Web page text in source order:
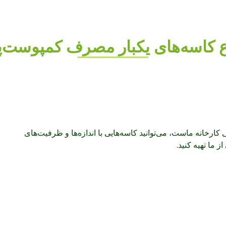
کاسه‌های یکبار مصرف
ماست، می‌توانید کاسه‌هایی با اندازه‌ها و ظرفیت‌های
ما تهیه کنید.